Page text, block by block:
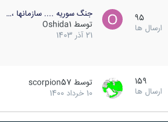
95
ارسال ها
جنگ سوریه .... سازمانها ،…
توسط Oshida1
21 آذر 1403
159
ارسال ها
توسط scorpion57
10 خرداد 1400